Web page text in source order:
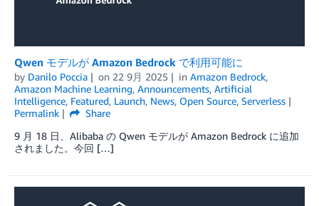
Qwen モデルが Amazon Bedrock で利用可能に
by Danilo Poccia on 22 9月 2025 in Amazon Bedrock,
Amazon Machine Learning, Announcements, Artificial
Intelligence, Featured, Launch, News, Open Source, Serverless
Permalink
Share
9 月 18 日、Alibaba の Qwen モデルが Amazon Bedrock に追加
されました。今回 […]